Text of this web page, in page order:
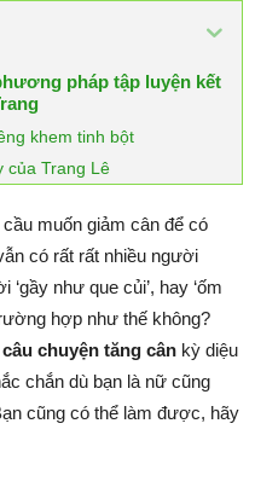
pháp tập luyện kết
khem tinh bột
của Trang Lê
muốn giảm cân để có
có rất rất nhiều người
như que củi’, hay ‘ốm
hợp như thế không?
câu chuyện tăng cân kỳ diệu
chắn dù bạn là nữ cũng
cũng có thể làm được, hãy